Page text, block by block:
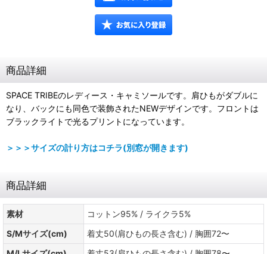
商品詳細
SPACE TRIBEのレディース・キャミソールです。肩ひもがダブルに
なり、バックにも同色で装飾されたNEWデザインです。フロントは
ブラックライトで光るプリントになっています。
＞＞＞サイズの計り方はコチラ(別窓が開きます)
商品詳細
素材
コットン95% / ライクラ5%
S/Mサイズ(cm)
着丈50(肩ひもの長さ含む) / 胸囲72〜